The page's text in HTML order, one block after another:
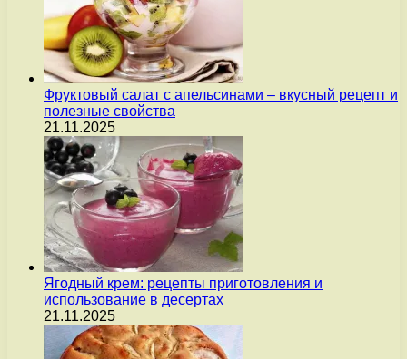
Фруктовый салат с апельсинами – вкусный рецепт и
полезные свойства
21.11.2025
Ягодный крем: рецепты приготовления и
использование в десертах
21.11.2025